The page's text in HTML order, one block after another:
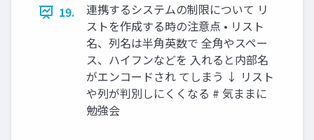
19.
連携するシステムの制限について リ
ストを作成する時の注意点 • リスト
名、列名は半角英数で 全角やスペー
ス、ハイフンなどを 入れると内部名
がエンコードされ てしまう ↓ リスト
や列が判別しにくくなる # 気ままに
勉強会